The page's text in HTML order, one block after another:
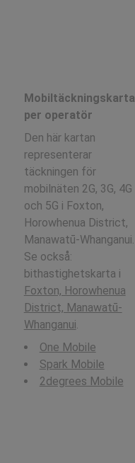
Mobiltäckningskarta
per operatör
Den här kartan
representerar
täckningen för
mobilnäten 2G, 3G, 4G
och 5G i Foxton,
Horowhenua District,
Manawatū-Whanganui.
Se också:
bithastighetskarta i
Foxton, Horowhenua
District, Manawatū-
Whanganui.
One Mobile
Spark Mobile
2degrees Mobile